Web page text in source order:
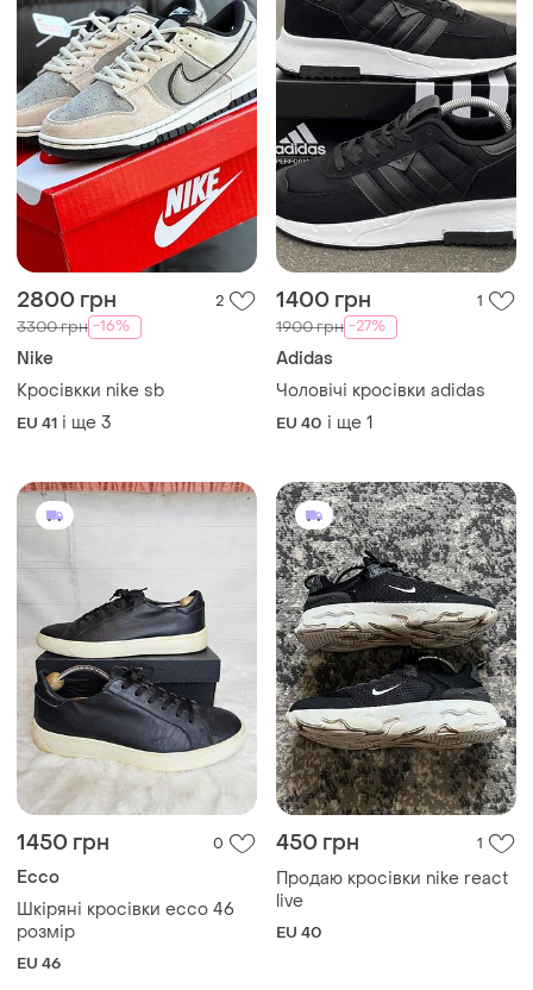
2800 грн 2
3300 грн -16%
Nike
Кросівкки nike sb
EU 41 і ще 3
1400 грн 1
1900 грн -27%
Adidas
Чоловічі кросівки adidas
EU 40 і ще 1
1450 грн 0
Ecco
Шкіряні кросівки ecco 46
розмір
EU 46
450 грн 1
Продаю кросівки nike react
live
EU 40